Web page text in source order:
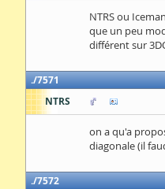
NTRS ou
que un peu
différent sur
7571
NTRS
on a qu'a
diagonale (il
7572